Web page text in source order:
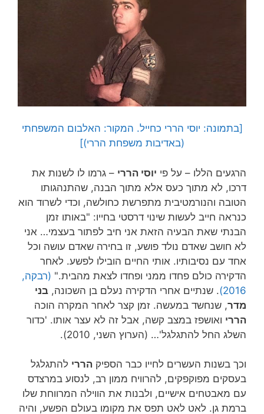
[בתמונה: יוסי הררי כחייל. המקור: האלבום המשפחתי
(באדיבות משפחת הררי)]
הרגעים הללו – על פי יוסי הררי – גרמו לו לשנות את
דרכו, לא מתוך כעס אלא מתוך הבנה, שהתנהגותו
הטובה והנורמטיבית מתפרשת כחולשה, וכדי לשרוד הוא
כנראה חייב לעשות שינוי דרסטי בחייו: "באותו זמן
הבנתי שאת הבעיה הזאת אני חיב לפתור בעצמי… אני
לא חושב שאדם נולד פושע, זו בחירה שאדם עושה וכל
אחד עם נסיבותיו. אותי החיים הובילו לפשע. לאחר
הדקירה כולם פחדו ממני ופחדו לצאת מהבית." (רבקה,
2016) . שנתיים אחרי הדקירה נעלם בן השכונה, בני
מדר, שנחשד במעשה. זמן קצר לאחר המקרה הוכה
הררי ואושפז במצב קשה, אבל זה לא עצר אותו. 'כדור
השלג החל להתגלגל'… (הערוץ השני, 2010).
וכך בשנות העשרים לחייו כבר הספיק הררי להתגלגל
בעסקים מפוקפקים, להרוויח ממון רב, לנסוע במרצדס
עם מאבטחים אישיים, ולבנות את הווילה המרווחת שלו
ברמת גן. לאט לאט תפס את מקומו בעולם הפשע, והיה